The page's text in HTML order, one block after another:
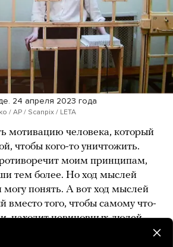
24 апреля 2023 года
/ AP / Scanpix / LETA
мотивацию человека, который
чтобы кого-то уничтожить.
моим принципам,
тем более. Но ход мыслей
могу понять. А вот ход мыслей
вместо того, чтобы самому что-
находит невиновных людей
делать эту работу за него,